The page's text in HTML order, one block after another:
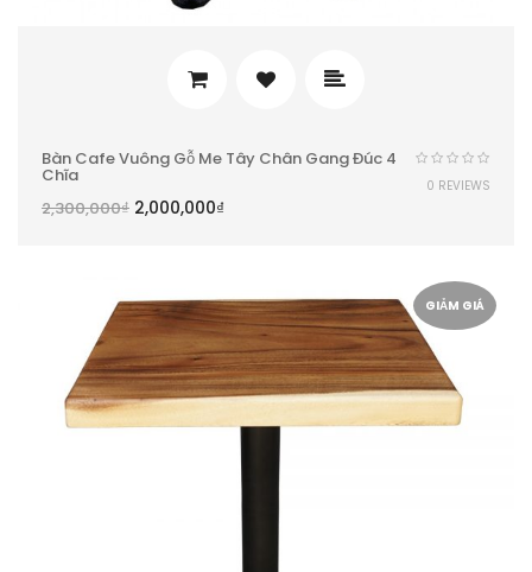
Bàn Cafe Vuông Gỗ Me Tây Chân Gang Đúc 4
Chĩa
2,300,000₫ 2,000,000₫
0 REVIEWS
GIẢM GIÁ